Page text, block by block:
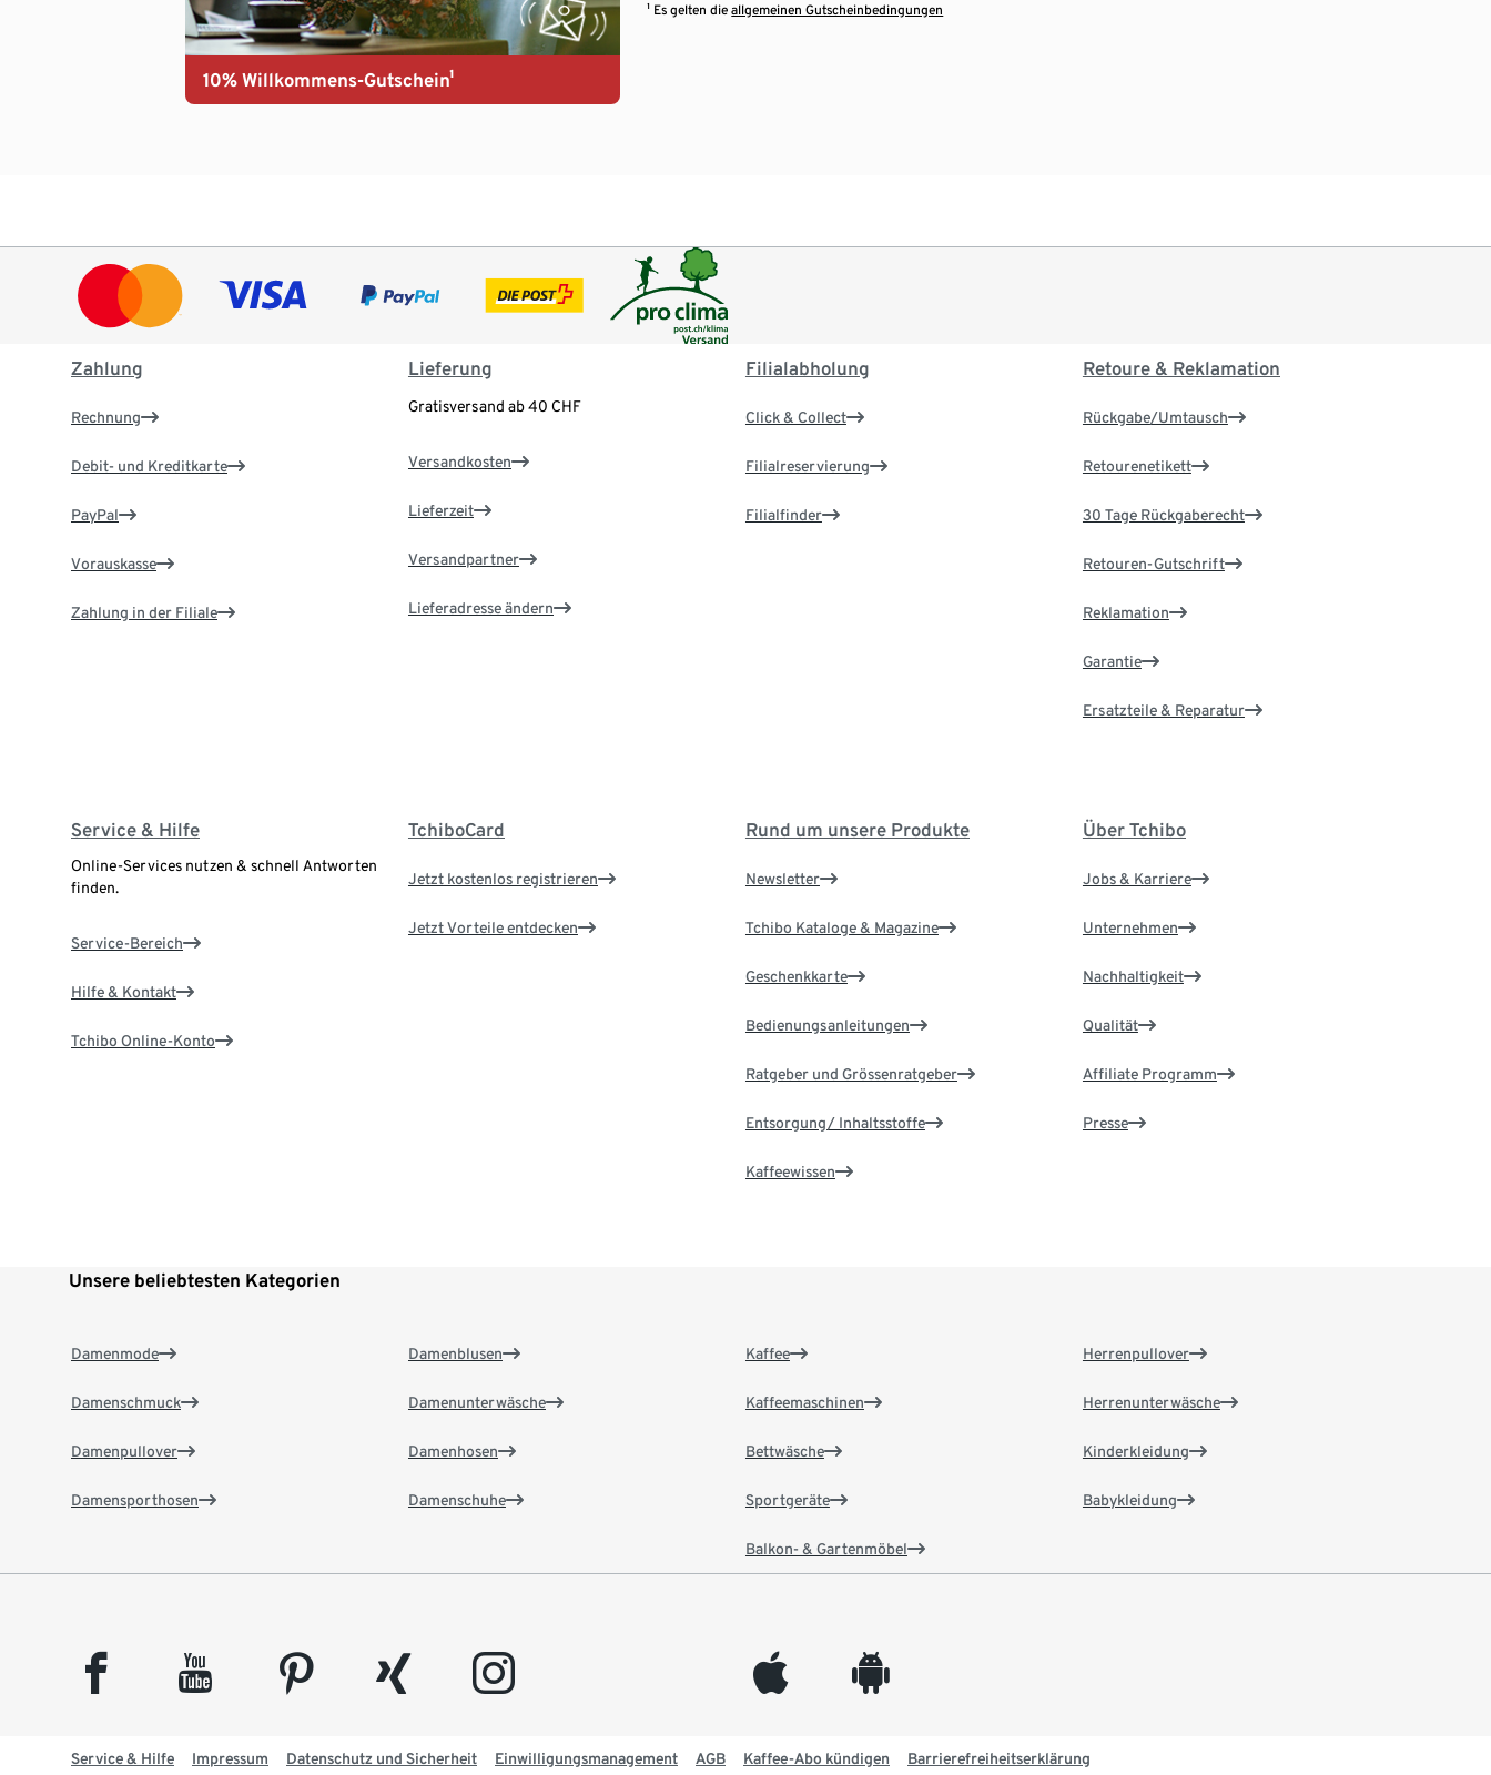
10% Willkommens-Gutschein¹
¹ Es gelten dieallgemeinen Gutscheinbedingungen
Zahlung
Rechnung
Debit- und Kreditkarte
PayPal
Vorauskasse
Zahlung in der Filiale
Lieferung
Gratisversand ab 40 CHF
Versandkosten
Lieferzeit
Versandpartner
Lieferadresse ändern
Filialabholung
Click & Collect
Filialreservierung
Filialfinder
Retoure & Reklamation
Rückgabe/Umtausch
Retourenetikett
30 Tage Rückgaberecht
Retouren-Gutschrift
Reklamation
Garantie
Ersatzteile & Reparatur
Service & Hilfe
Online-Services nutzen & schnell Antworten
finden.
Service-Bereich
Hilfe & Kontakt
Tchibo Online-Konto
TchiboCard
Jetzt kostenlos registrieren
Jetzt Vorteile entdecken
Rund um unsere Produkte
Newsletter
Tchibo Kataloge & Magazine
Geschenkkarte
Bedienungsanleitungen
Ratgeber und Grössenratgeber
Entsorgung/ Inhaltsstoffe
Kaffeewissen
Über Tchibo
Jobs & Karriere
Unternehmen
Nachhaltigkeit
Qualität
Affiliate Programm
Presse
Unsere beliebtesten Kategorien
Damenmode
Damenschmuck
Damenpullover
Damensporthosen
Damenblusen
Damenunterwäsche
Damenhosen
Damenschuhe
Kaffee
Kaffeemaschinen
Bettwäsche
Sportgeräte
Balkon- & Gartenmöbel
Herrenpullover
Herrenunterwäsche
Kinderkleidung
Babykleidung
facebook youtube pinterest xing instagram appleinc android
Service & Hilfe Impressum Datenschutz und Sicherheit Einwilligungsmanagement AGB Kaffee-Abo kündigen Barrierefreiheitserklärung